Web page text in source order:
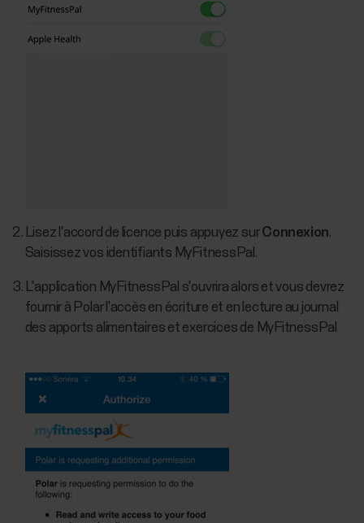
Lisez l'accord de licence puis appuyez surConnexion.
Saisissez vos identifiants MyFitnessPal.
L'application MyFitnessPal s'ouvrira alors et vous devrez
fournir à Polar l'accès en écriture et en lecture au journal
des apports alimentaires et exercices de MyFitnessPal